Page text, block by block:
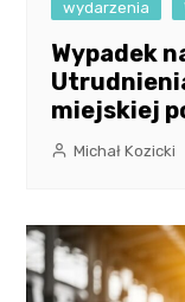
wydarzenia
Wypadek
miejskiej
Michał Kozicki